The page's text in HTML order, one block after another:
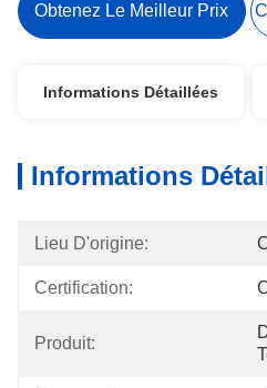
Obtenez Le Meilleur Prix
Informations Détaillées
Informations
Lieu D'origine:
Certification:
Produit: